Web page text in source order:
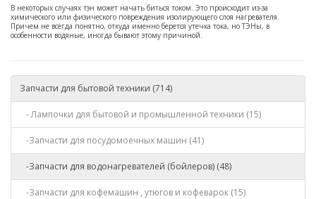
В некоторых случаях тэн может начать биться током. Это происходит из-за
химического или физического повреждения изолирующего слоя нагревателя.
Причем не всегда понятно, откуда именно берется утечка тока, но ТЭНы, в
особенности водяные, иногда бывают этому причиной.
Запчасти для бытовой техники (714)
- Лампочки для бытовой и промышленной техники (15)
-Запчасти для посудомоечных машин (41)
-Запчасти для водонагревателей (бойлеров) (48)
-Запчасти для кофемашин , утюгов и кофеварок (15)